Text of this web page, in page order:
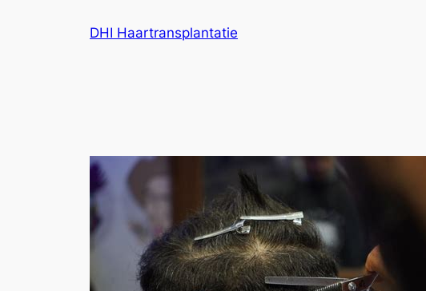
DHI Haartransplantatie